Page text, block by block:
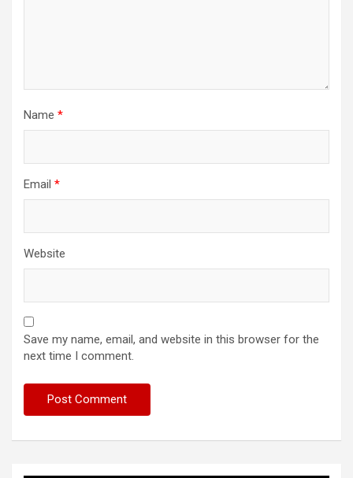
Name *
Email *
Website
Save my name, email, and website in this browser for the
next time I comment.